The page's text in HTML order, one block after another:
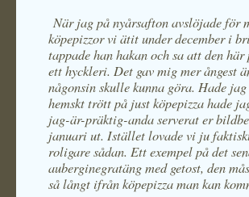
När jag på nyårsafton avslöjade för
köpepizzor vi ätit under december i
tappade han hakan och sa att den
ett hyckleri. Det gav mig mer ångest
någonsin skulle kunna göra. Hade
hemskt trött på just köpepizza hade
jag-är-präktig-anda serverat er
januari ut. Istället lovade vi ju
roligare sådan. Ett exempel på det
auberginegratäng med getost, den
så långt ifrån köpepizza man kan